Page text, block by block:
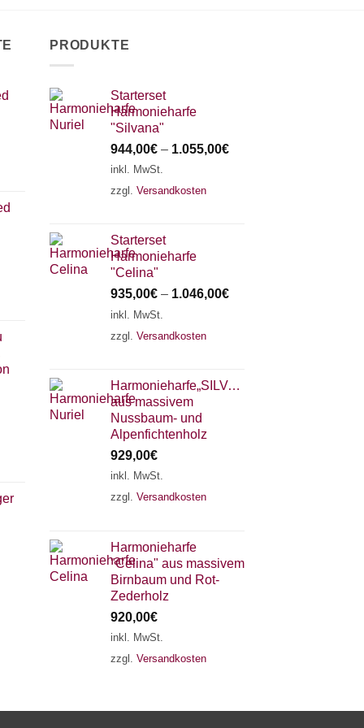
PRODUKTE
Starterset
Harmonieharfe
"Silvana"
944,00€ – 1.055,00€
inkl. MwSt.
zzgl. Versandkosten
Starterset
Harmonieharfe
"Celina"
935,00€ – 1.046,00€
inkl. MwSt.
zzgl. Versandkosten
Harmonieharfe„SILVANA"
aus massivem
Nussbaum- und
Alpenfichtenholz
929,00€
inkl. MwSt.
zzgl. Versandkosten
Harmonieharfe
"Celina" aus massivem
Birnbaum und Rot-
Zederholz
920,00€
inkl. MwSt.
zzgl. Versandkosten
18 SAITEN 21 SAITEN 25 SAITEN
AKKORDZITHER